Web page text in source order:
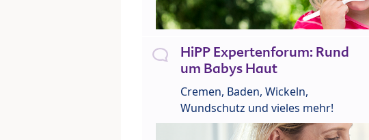
HiPP Expertenforum: Rund
um Babys Haut
Cremen, Baden, Wickeln,
Wundschutz und vieles mehr!